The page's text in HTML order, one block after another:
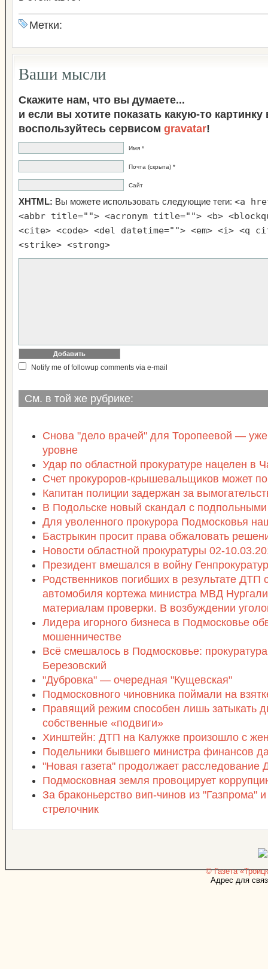
Метки:
Ваши мысли
Скажите нам, что вы думаете...
и если вы хотите показать какую-то
воспользуйтесь сервисом gravatar!
Имя *
Почта (скрыта) *
Сайт
XHTML: Вы можете использовать следующие теги: <a
<abbr title=""> <acronym title=""> <b>
<cite> <code> <del datetime=""> <em> <i> <q
<strike> <strong>
Notify me of followup comments via e-mail
См. в той же рубрике:
Снова "дело врачей" для Торопеевой —
уровне
Удар по областной прокуратуре нацелен в
Счет прокуроров-крышевальщиков может
Капитан полиции задержан за
В Подольске новый скандал с подпольными
Для уволенного прокурора Подмосковья
Бастрыкин просит права обжаловать
Новости областной прокуратуры 02-
Президент вмешался в войну
Родственников погибших в результате ДТП
автомобиля кортежа министра МВД
материалам проверки. В возбуждении
Лидера игорного бизнеса в Подмосковье
мошенничестве
Всё смешалось в Подмосковье:
Березовский
"Дубровка" — очередная "Кущевская"
Подмосковного чиновника поймали на
Правящий режим способен лишь затыкать
собственные «подвиги»
Хинштейн: ДТП на Калужке произошло с
Подельники бывшего министра финансов
"Новая газета" продолжает
Подмосковная земля провоцирует
За браконьерство вип-чинов из "Газпрома"
стрелочник
© Газета
Адрес для